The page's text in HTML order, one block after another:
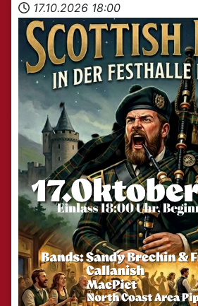
17.10.2026 18:00